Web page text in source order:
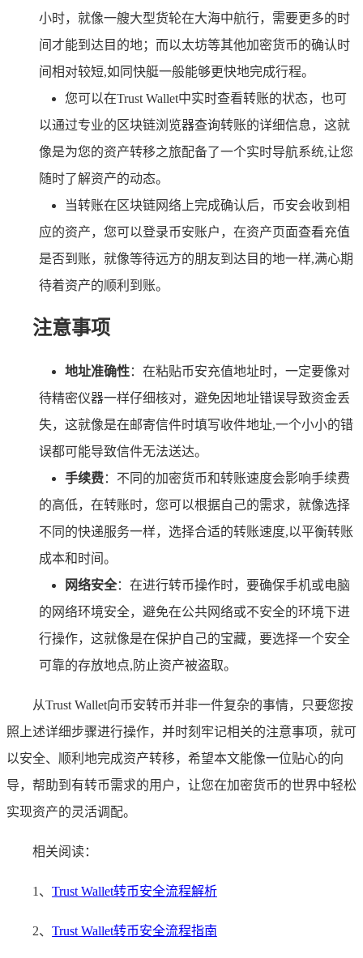
小时，就像一艘大型货轮在大海中航行，需要更多的时
间才能到达目的地；而以太坊等其他加密货币的确认时
间相对较短,如同快艇一般能够更快地完成行程。
您可以在Trust Wallet中实时查看转账的状态，也可
以通过专业的区块链浏览器查询转账的详细信息，这就
像是为您的资产转移之旅配备了一个实时导航系统,让您
随时了解资产的动态。
当转账在区块链网络上完成确认后，币安会收到相
应的资产，您可以登录币安账户，在资产页面查看充值
是否到账，就像等待远方的朋友到达目的地一样,满心期
待着资产的顺利到账。
注意事项
地址准确性：在粘贴币安充值地址时，一定要像对
待精密仪器一样仔细核对，避免因地址错误导致资金丢
失，这就像是在邮寄信件时填写收件地址,一个小小的错
误都可能导致信件无法送达。
手续费：不同的加密货币和转账速度会影响手续费
的高低，在转账时，您可以根据自己的需求，就像选择
不同的快递服务一样，选择合适的转账速度,以平衡转账
成本和时间。
网络安全：在进行转币操作时，要确保手机或电脑
的网络环境安全，避免在公共网络或不安全的环境下进
行操作，这就像是在保护自己的宝藏，要选择一个安全
可靠的存放地点,防止资产被盗取。
从Trust Wallet向币安转币并非一件复杂的事情，只要您按
照上述详细步骤进行操作，并时刻牢记相关的注意事项，就可
以安全、顺利地完成资产转移，希望本文能像一位贴心的向
导，帮助到有转币需求的用户，让您在加密货币的世界中轻松
实现资产的灵活调配。
相关阅读：
1、 Trust Wallet转币安全流程解析
2、 Trust Wallet转币安全流程指南